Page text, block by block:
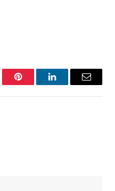
Pinterest LinkedInEmail